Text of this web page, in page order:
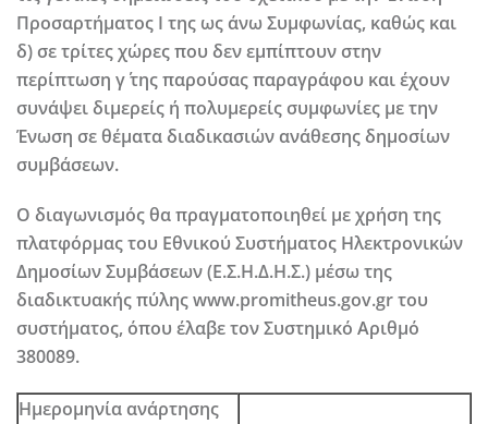
Προσαρτήματος I της ως άνω Συμφωνίας, καθώς και
δ) σε τρίτες χώρες που δεν εμπίπτουν στην
περίπτωση γ΄ της παρούσας παραγράφου και έχουν
συνάψει διμερείς ή πολυμερείς συμφωνίες με την
Ένωση σε θέματα διαδικασιών ανάθεσης δημοσίων
συμβάσεων.
Ο διαγωνισμός θα πραγματοποιηθεί με χρήση της
πλατφόρμας του Εθνικού Συστήματος Ηλεκτρονικών
Δημοσίων Συμβάσεων (Ε.Σ.Η.Δ.Η.Σ.) μέσω της
διαδικτυακής πύλης www.promitheus.gov.gr του
συστήματος, όπου έλαβε τον Συστημικό Αριθμό
380089.
Ημερομηνία ανάρτησης